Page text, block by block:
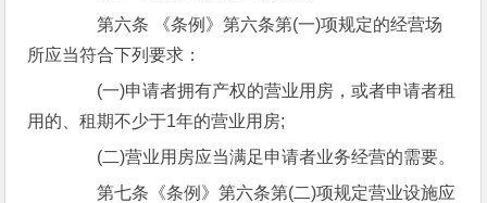
第六条 《条例》第六条第(一)项规定的经营场
所应当符合下列要求：
(一)申请者拥有产权的营业用房，或者申请者租
用的、租期不少于1年的营业用房;
(二)营业用房应当满足申请者业务经营的需要。
第七条《条例》第六条第(二)项规定营业设施应